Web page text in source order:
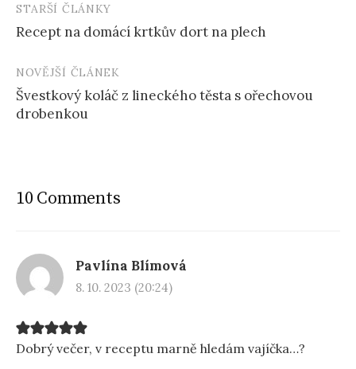
Post
navigation
STARŠÍ ČLÁNKY
Recept na domácí krtkův dort na plech
NOVĚJŠÍ ČLÁNEK
Švestkový koláč z lineckého těsta s ořechovou
drobenkou
10 Comments
Pavlína Blímová
8. 10. 2023 (20:24)
Dobrý večer, v receptu marně hledám vajíčka…?